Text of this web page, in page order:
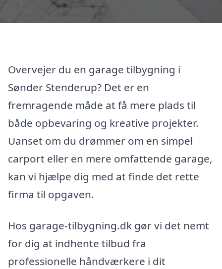
Overvejer du en garage tilbygning i
Sønder Stenderup? Det er en
fremragende måde at få mere plads til
både opbevaring og kreative projekter.
Uanset om du drømmer om en simpel
carport eller en mere omfattende garage,
kan vi hjælpe dig med at finde det rette
firma til opgaven.
Hos garage-tilbygning.dk gør vi det nemt
for dig at indhente tilbud fra
professionelle håndværkere i dit